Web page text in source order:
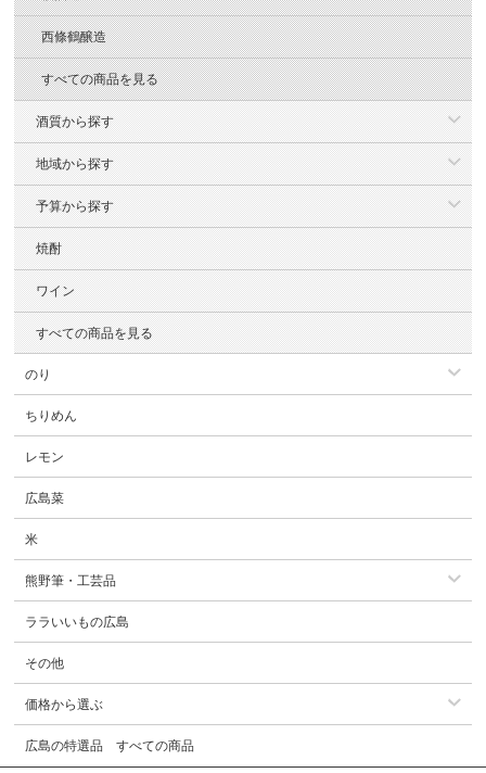
西條鶴醸造
すべての商品を見る
酒質から探す
地域から探す
予算から探す
焼酎
ワイン
すべての商品を見る
のり
ちりめん
レモン
広島菜
米
熊野筆・工芸品
ララいいもの広島
その他
価格から選ぶ
広島の特選品 すべての商品